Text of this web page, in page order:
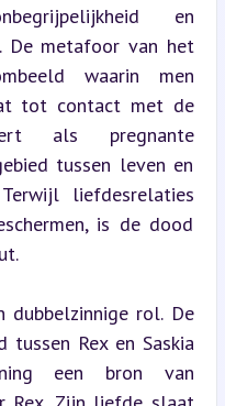
en
De metafoor van het
waarin men
tot contact met de
als pregnante
tussen leven en
liefdesrelaties
is de dood
dubbelzinnige rol. De
tussen Rex en Saskia
een bron van